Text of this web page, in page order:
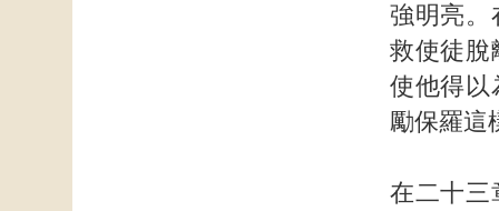
強明亮。
救使徒脫
使他得以
勵保羅這
在二十三